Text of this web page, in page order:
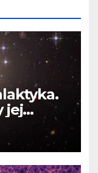
jej